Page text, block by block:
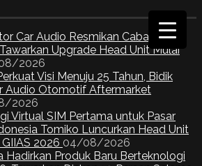
Car Audio Resmikan Cabang
Upgrade Head Unit Mulai
2026
Visi Menuju 25 Tahun, Bidik
Audio Otomotif Aftermarket
2026
Virtual SIM Pertama untuk Pasar
Tomiko Luncurkan Head Unit
2026 04/08/2026
Hadirkan Produk Baru Berteknologi